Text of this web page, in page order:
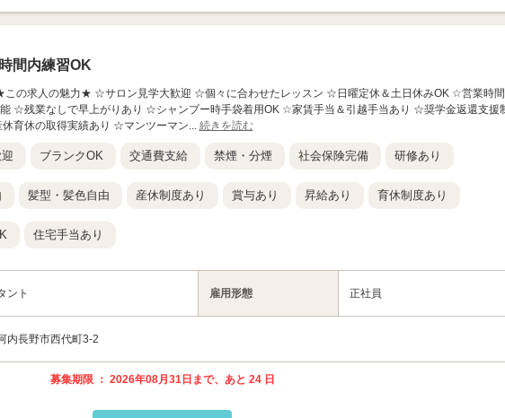
間内練習OK
この求人の魅力★ ☆サロン見学大歓迎 ☆個々に合わせたレッスン ☆日曜定休＆土日休みOK ☆営業時間
☆残業なしで早上がりあり ☆シャンプー時手袋着用OK ☆家賃手当＆引越手当あり ☆奨学金返還支援
育休の取得実績あり ☆マンツーマン... 続きを読む
ブランクOK 交通費支給 禁煙・分煙 社会保険完備 研修あり
髪型・髪色自由 産休制度あり 賞与あり 昇給あり 育休制度あり
住宅手当あり
ント 雇用形態 正社員
内長野市西代町3-2
募集期限 ： 2026年08月31日まで、あと 24 日